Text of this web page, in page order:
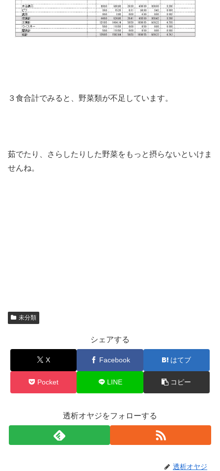
３食合計でみると、野菜類が不足しています。
茹でたり、さらしたりした野菜をもっと摂らないといけま
せんね。
未分類
シェアする
X Facebook はてブ
Pocket LINE コピー
透析オヤジをフォローする
透析オヤジ